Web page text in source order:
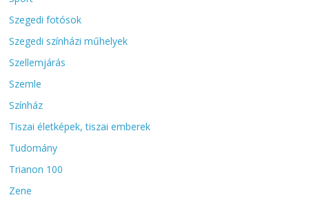
Szegedi fotósok
Szegedi színházi műhelyek
Szellemjárás
Szemle
Színház
Tiszai életképek, tiszai emberek
Tudomány
Trianon 100
Zene